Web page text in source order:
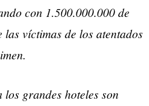
con 1.500.000.000 de
víctimas de los atentados
los grandes hoteles son